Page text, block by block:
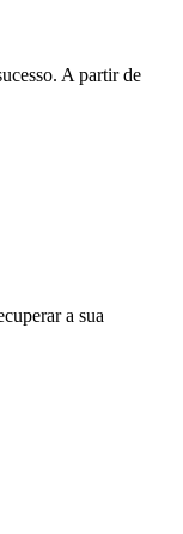
A partir de
a sua